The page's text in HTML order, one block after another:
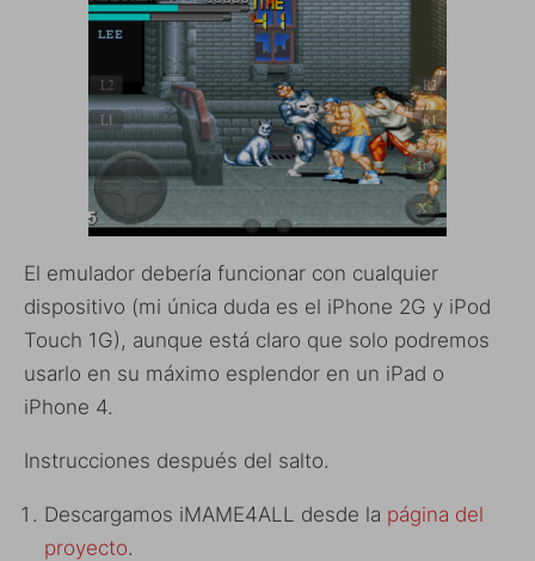
El emulador debería funcionar con cualquier
dispositivo (mi única duda es el iPhone 2G y iPod
Touch 1G), aunque está claro que solo podremos
usarlo en su máximo esplendor en un iPad o
iPhone 4.
Instrucciones después del salto.
Descargamos iMAME4ALL desde la página del
proyecto.